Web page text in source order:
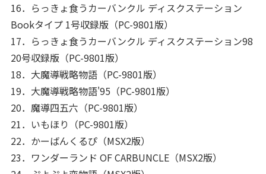
16．らっきょ食うカーバンクル ディスクステーション
Bookタイプ 1号収録版（PC-9801版）
17．らっきょ食うカーバンクル ディスクステーション98
20号収録版（PC-9801版）
18．大魔導戦略物語（PC-9801版）
19．大魔導戦略物語'95（PC-9801版）
20．魔導四五六（PC-9801版）
21．いもほり（PC-9801版）
22．かーばんくるぴ（MSX2版）
23．ワンダーランド OF CARBUNCLE（MSX2版）